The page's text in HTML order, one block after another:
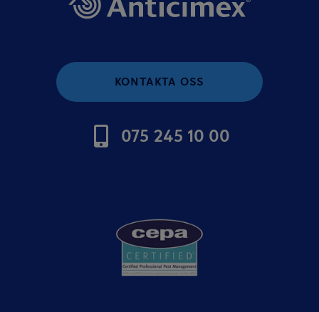
KONTAKTA OSS
075 245 10 00